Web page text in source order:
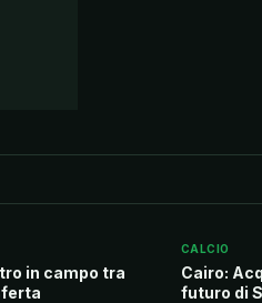
in campo tra
CALCIO
Cairo:
futuro di